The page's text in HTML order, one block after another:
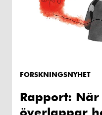
FORSKNINGSNYHET
Rapport: När
överlappar